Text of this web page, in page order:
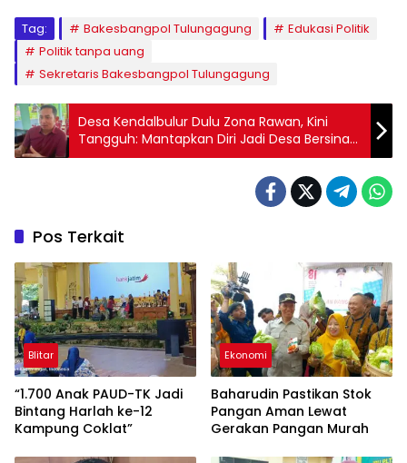
Tag: Bakesbangpol Tulungagung
Edukasi Politik
Politik tanpa uang
Sekretaris Bakesbangpol Tulungagung
Desa Kendalbulur Dulu Zona Rawan, Kini
Tangguh: Mantapkan Diri Jadi Desa Bersinar
Jatim 2025
Pos Terkait
Blitar
“1.700 Anak PAUD-TK Jadi
Bintang Harlah ke-12
Kampung Coklat”
Ekonomi
Baharudin Pastikan Stok
Pangan Aman Lewat
Gerakan Pangan Murah